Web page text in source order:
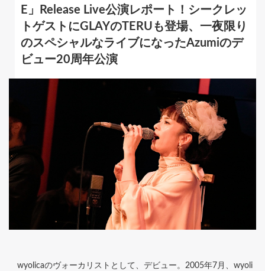
E」Release Live公演レポート！シークレッ
トゲストにGLAYのTERUも登場、一夜限り
のスペシャルなライブになったAzumiのデ
ビュー20周年公演
wyolicaのヴォーカリストとして、デビュー。2005年7月、wyoli